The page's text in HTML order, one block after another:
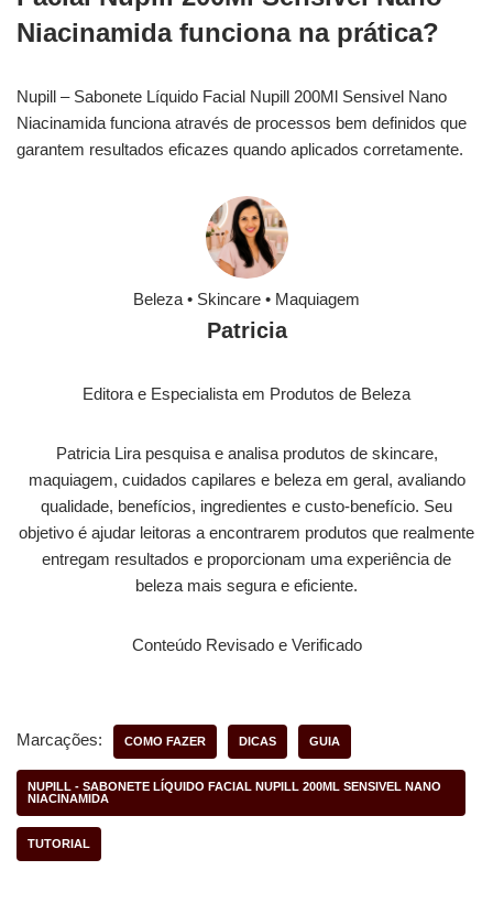
Niacinamida funciona na prática?
Nupill – Sabonete Líquido Facial Nupill 200Ml Sensivel Nano
Niacinamida funciona através de processos bem definidos que
garantem resultados eficazes quando aplicados corretamente.
Beleza • Skincare • Maquiagem
Patricia
Editora e Especialista em Produtos de Beleza
Patricia Lira pesquisa e analisa produtos de skincare,
maquiagem, cuidados capilares e beleza em geral, avaliando
qualidade, benefícios, ingredientes e custo-benefício. Seu
objetivo é ajudar leitoras a encontrarem produtos que realmente
entregam resultados e proporcionam uma experiência de
beleza mais segura e eficiente.
Conteúdo Revisado e Verificado
Marcações: COMO FAZER DICAS GUIA
NUPILL - SABONETE LÍQUIDO FACIAL NUPILL 200ML SENSIVEL NANO
NIACINAMIDA
TUTORIAL